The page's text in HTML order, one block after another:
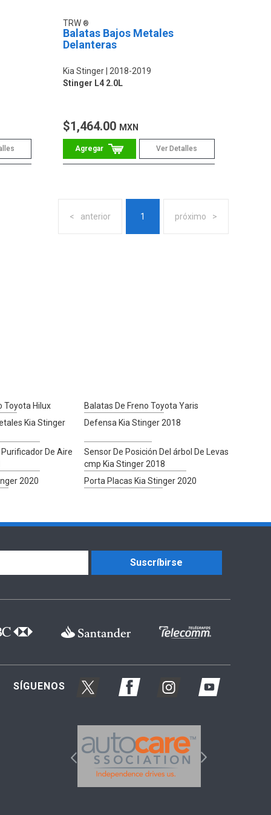
TRW
Balatas Bajos Metales
Delanteras
Kia Stinger
2018-2019
Stinger L4 2.0L
$1,464.00 MXN
Ver Detalles
anterior 1 próximo
Toyota Hilux
Balatas De Freno Toyota Yaris
Kia Stinger
Defensa Kia Stinger 2018
De Aire
Sensor De Posición Del árbol De Levas
cmp Kia Stinger 2018
2020 Porta Placas Kia Stinger 2020
Suscríbirse
SÍGUENOS